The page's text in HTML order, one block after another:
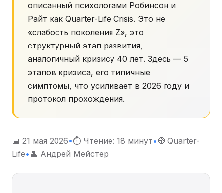
описанный психологами Робинсон и
Райт как Quarter-Life Crisis. Это не
«слабость поколения Z», это
структурный этап развития,
аналогичный кризису 40 лет. Здесь — 5
этапов кризиса, его типичные
симптомы, что усиливает в 2026 году и
протокол прохождения.
📅 21 мая 2026•⏱ Чтение: 18 минут• 🧭 Quarter-
Life• 👤 Андрей Мейстер